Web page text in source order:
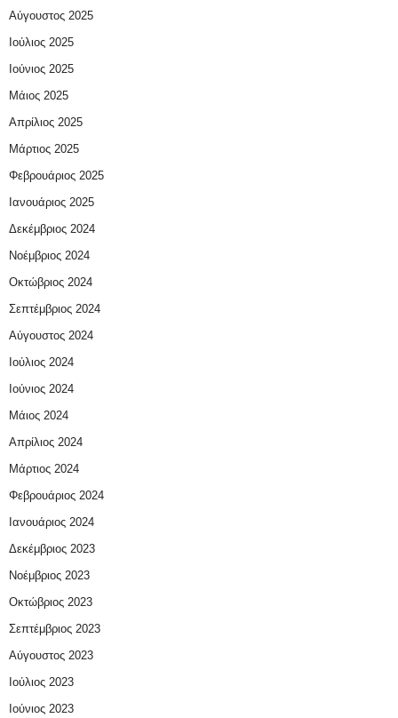
Αύγουστος 2025
Ιούλιος 2025
Ιούνιος 2025
Μάιος 2025
Απρίλιος 2025
Μάρτιος 2025
Φεβρουάριος 2025
Ιανουάριος 2025
Δεκέμβριος 2024
Νοέμβριος 2024
Οκτώβριος 2024
Σεπτέμβριος 2024
Αύγουστος 2024
Ιούλιος 2024
Ιούνιος 2024
Μάιος 2024
Απρίλιος 2024
Μάρτιος 2024
Φεβρουάριος 2024
Ιανουάριος 2024
Δεκέμβριος 2023
Νοέμβριος 2023
Οκτώβριος 2023
Σεπτέμβριος 2023
Αύγουστος 2023
Ιούλιος 2023
Ιούνιος 2023